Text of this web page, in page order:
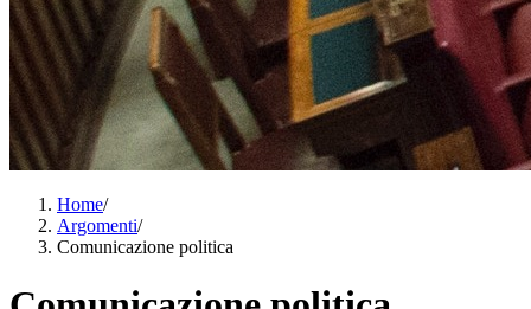
Home/
Argomenti/
Comunicazione politica